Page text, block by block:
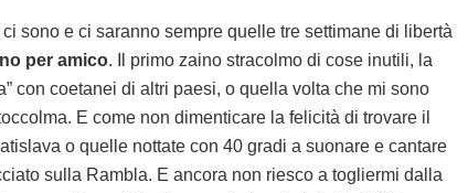
sono e ci saranno sempre quelle tre settimane di libertà
per amico. Il primo zaino stracolmo di cose inutili, la
con coetanei di altri paesi, o quella volta che mi sono
E come non dimenticare la felicità di trovare il
o quelle nottate con 40 gradi a suonare e cantare
sulla Rambla. E ancora non riesco a togliermi dalla